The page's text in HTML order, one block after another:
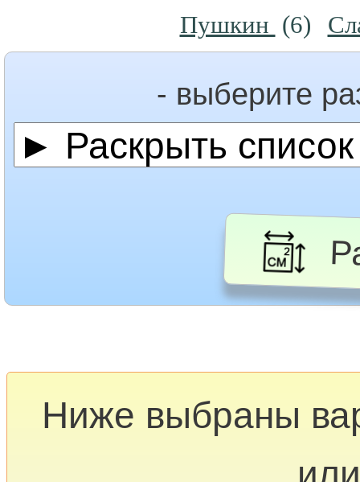
Пушкин (6)
- выберите
Ниже выбраны